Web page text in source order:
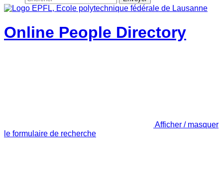
Online People Directory
Afficher / masquer
le formulaire de recherche